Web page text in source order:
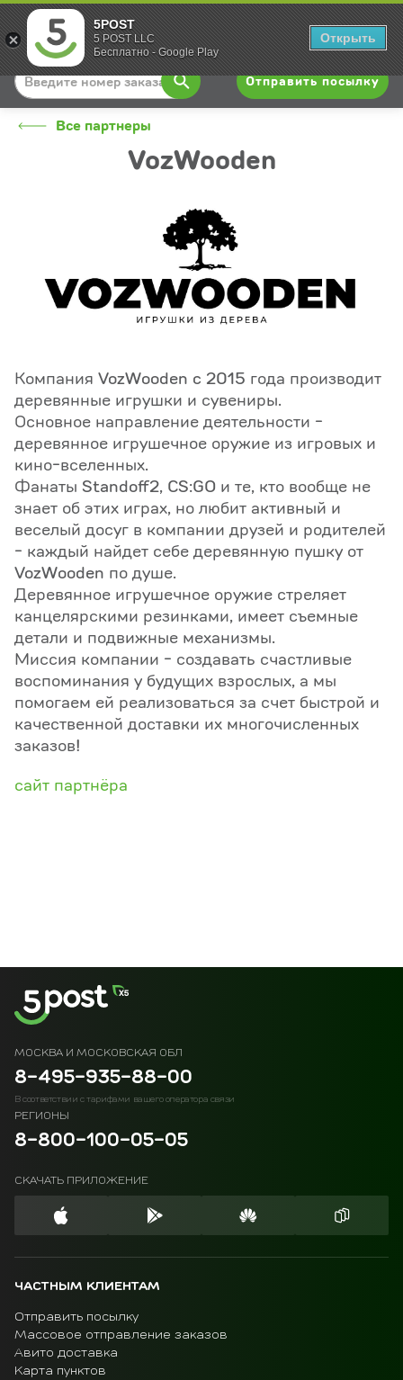
Вход
Отправить посылку
Все партнеры
VozWooden
Компания VozWooden c 2015 года производит
деревянные игрушки и сувениры.
Основное направление деятельности -
деревянное игрушечное оружие из игровых и
кино-вселенных.
Фанаты Standoff2, CS:GO и те, кто вообще не
знает об этих играх, но любит активный и
веселый досуг в компании друзей и родителей
- каждый найдет себе деревянную пушку от
VozWooden по душе.
Деревянное игрушечное оружие стреляет
канцелярскими резинками, имеет съемные
детали и подвижные механизмы.
Миссия компании - создавать счастливые
воспоминания у будущих взрослых, а мы
помогаем ей реализоваться за счет быстрой и
качественной доставки их многочисленных
заказов!
сайт партнёра
МОСКВА И МОСКОВСКАЯ ОБЛ
8-495-935-88-00
В соответствии с тарифами вашего оператора связи
РЕГИОНЫ
8-800-100-05-05
СКАЧАТЬ ПРИЛОЖЕНИЕ
ЧАСТНЫМ КЛИЕНТАМ
Отправить посылку
Массовое отправление заказов
Авито доставка
Карта пунктов
5POST
5 POST LLC
Бесплатно - Google Play
Открыть